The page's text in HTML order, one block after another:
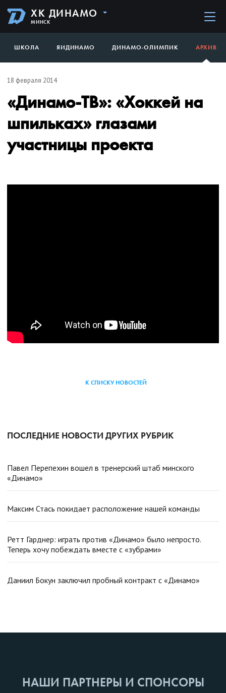
ХК ДИНАМО
МИНСК
ШКОЛА ЯИДИНАМО ДИНАМО-ОЛИМПИК АРХИВ
18 февраля 2014
«Динамо-ТВ»: «Хоккей на
шпильках» глазами
участницы проекта
К СПИСКУ НОВОСТЕЙ
ПОСЛЕДНИЕ НОВОСТИ ДРУГИХ РУБРИК
Павел Перепехин вошел в тренерский штаб минского
«Динамо»
Максим Стась покидает расположение нашей команды
Ретт Гарднер: играть против «Динамо» было непросто.
Теперь хочу побеждать вместе с «зубрами»
Даниил Бокун заключил пробный контракт с «Динамо»
НАШИ ПАРТНЕРЫ И СПОНСОРЫ